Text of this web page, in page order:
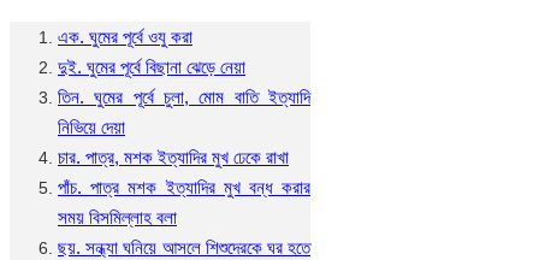
এক. ঘুমের পূর্বে ওযু করা
দুই. ঘুমের পূর্বে বিছানা ঝেড়ে নেয়া
তিন. ঘুমের পূর্বে চুলা, মোম বাতি ইত্যাদি
নিভিয়ে দেয়া
চার. পাত্র, মশক ইত্যাদির মুখ ঢেকে রাখা
পাঁচ. পাত্র মশক ইত্যাদির মুখ বন্ধ করার
সময় বিসমিল্লাহ বলা
ছয়. সন্ধ্যা ঘনিয়ে আসলে শিশুদেরকে ঘর হতে